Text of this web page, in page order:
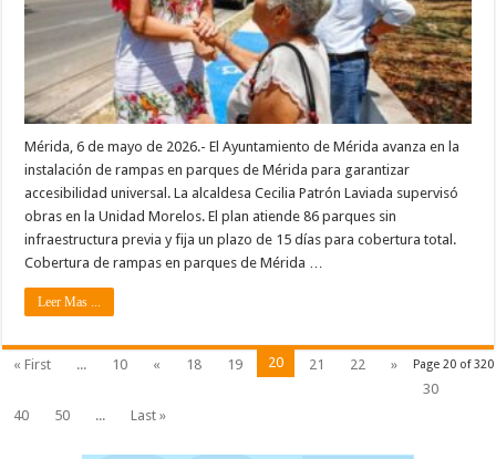
Mérida, 6 de mayo de 2026.- El Ayuntamiento de Mérida avanza en la
instalación de rampas en parques de Mérida para garantizar
accesibilidad universal. La alcaldesa Cecilia Patrón Laviada supervisó
obras en la Unidad Morelos. El plan atiende 86 parques sin
infraestructura previa y fija un plazo de 15 días para cobertura total.
Cobertura de rampas en parques de Mérida …
Leer Mas ...
Page 20 of 320
« First ... 10 « 18 19 20 21 22
»
30
40
50 ... Last »